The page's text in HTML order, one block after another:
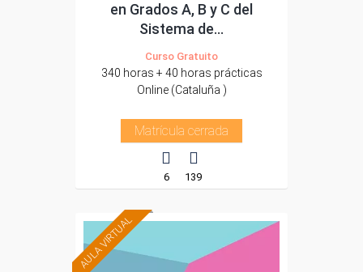
en Grados A, B y C del
Sistema de...
Curso Gratuito
340 horas + 40 horas prácticas
Online (Cataluña )
Matrícula cerrada
6 139
AULA VIRTUAL